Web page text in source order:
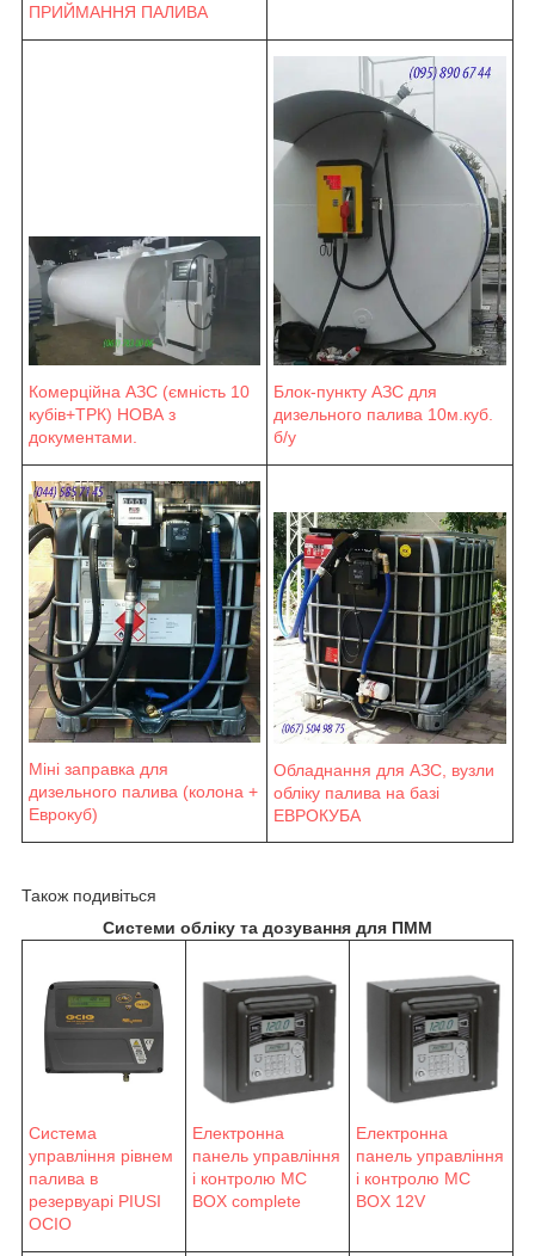
ПРИЙМАННЯ ПАЛИВА
Комерційна АЗС (ємність 10
кубів+ТРК) НОВА з
документами.
Блок-пункту АЗС для
дизельного палива 10м.куб.
б/у
Міні заправка для
дизельного палива (колона +
Еврокуб)
Обладнання для АЗС, вузли
обліку палива на базі
ЕВРОКУБА
Також подивіться
Системи обліку та дозування для ПММ
Система
управління рівнем
палива в
резервуарі PIUSI
OCIO
Електронна
панель управління
і контролю MC
BOX complete
Електронна
панель управління
і контролю MC
BOX 12V